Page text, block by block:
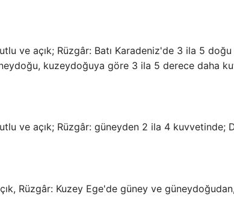
ve açık; Rüzgâr: Batı Karadeniz'de 3 ila 5
kuzeydoğuya göre 3 ila 5 derece daha
ve açık; Rüzgâr: güneyden 2 ila 4 kuvvetinde;
Rüzgâr: Kuzey Ege'de güney ve